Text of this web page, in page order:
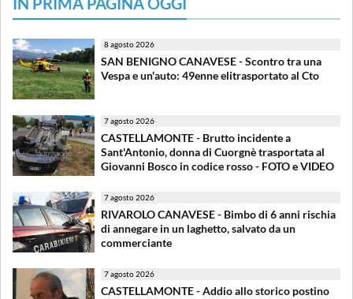
8 agosto 2026
SAN BENIGNO CANAVESE - Scontro tra una
Vespa e un'auto: 49enne elitrasportato al Cto
7 agosto 2026
CASTELLAMONTE - Brutto incidente a
Sant'Antonio, donna di Cuorgnè trasportata al
Giovanni Bosco in codice rosso - FOTO e VIDEO
7 agosto 2026
RIVAROLO CANAVESE - Bimbo di 6 anni rischia
di annegare in un laghetto, salvato da un
commerciante
7 agosto 2026
CASTELLAMONTE - Addio allo storico postino